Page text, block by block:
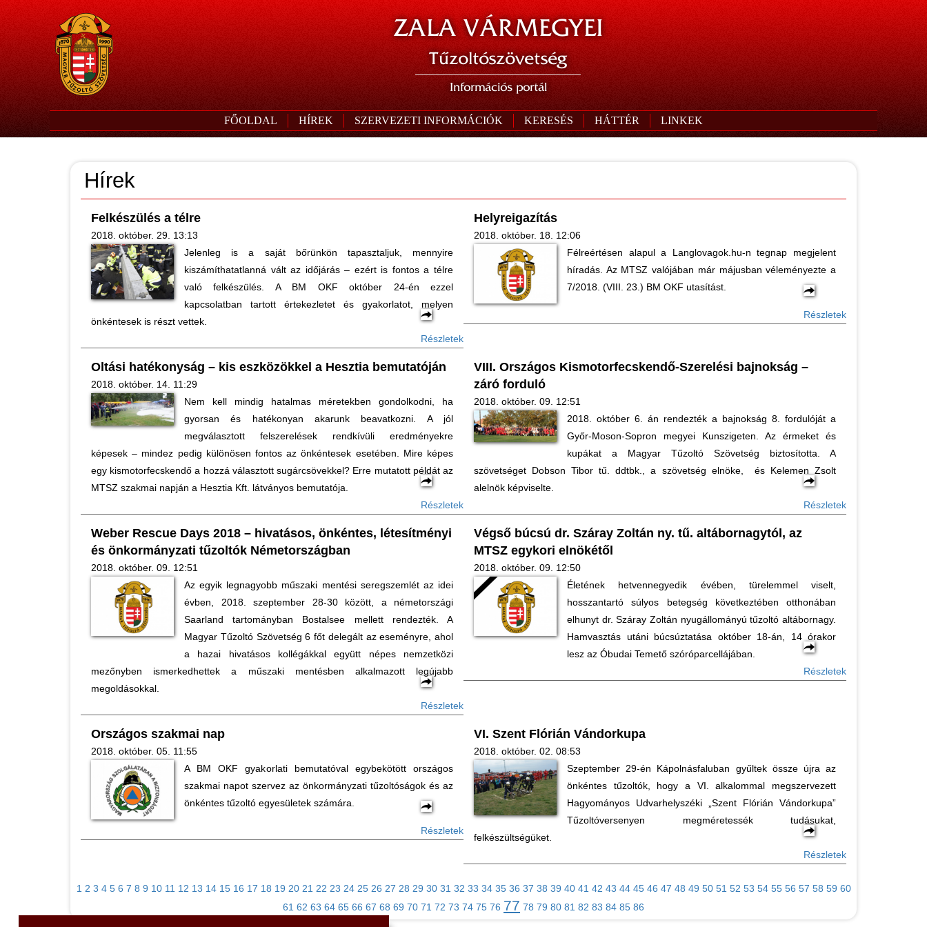
ZALA VÁRMEGYEI
Tűzoltószövetség
Információs portál
FŐOLDAL HÍREK SZERVEZETI INFORMÁCIÓK KERESÉS HÁTTÉR LINKEK
Hírek
Felkészülés a télre
2018. október. 29. 13:13
Jelenleg is a saját bőrünkön tapasztaljuk, mennyire
kiszámíthatatlanná vált az időjárás – ezért is fontos a télre
való felkészülés. A BM OKF október 24-én ezzel
kapcsolatban tartott értekezletet és gyakorlatot, melyen
önkéntesek is részt vettek.
Részletek
Helyreigazítás
2018. október. 18. 12:06
Félreértésen alapul a Langlovagok.hu-n tegnap megjelent
híradás. Az MTSZ valójában már májusban véleményezte a
7/2018. (VIII. 23.) BM OKF utasítást.
Részletek
Oltási hatékonyság – kis eszközökkel a Hesztia bemutatóján
2018. október. 14. 11:29
Nem kell mindig hatalmas méretekben gondolkodni, ha
gyorsan és hatékonyan akarunk beavatkozni. A jól
megválasztott felszerelések rendkívüli eredményekre
képesek – mindez pedig különösen fontos az önkéntesek esetében. Mire képes
egy kismotorfecskendő a hozzá választott sugárcsövekkel? Erre mutatott példát az
MTSZ szakmai napján a Hesztia Kft. látványos bemutatója.
Részletek
VIII. Országos Kismotorfecskendő-Szerelési bajnokság –
záró forduló
2018. október. 09. 12:51
2018. október 6. án rendezték a bajnokság 8. fordulóját a
Győr-Moson-Sopron megyei Kunszigeten. Az érmeket és
kupákat a Magyar Tűzoltó Szövetség biztosította. A
szövetséget Dobson Tibor tű. ddtbk., a szövetség elnöke, és Kelemen Zsolt
alelnök képviselte.
Részletek
Weber Rescue Days 2018 – hivatásos, önkéntes, létesítményi
és önkormányzati tűzoltók Németországban
2018. október. 09. 12:51
Az egyik legnagyobb műszaki mentési seregszemlét az idei
évben, 2018. szeptember 28-30 között, a németországi
Saarland tartományban Bostalsee mellett rendezték. A
Magyar Tűzoltó Szövetség 6 főt delegált az eseményre, ahol
a hazai hivatásos kollégákkal együtt népes nemzetközi
mezőnyben ismerkedhettek a műszaki mentésben alkalmazott legújabb
megoldásokkal.
Részletek
Végső búcsú dr. Száray Zoltán ny. tű. altábornagytól, az
MTSZ egykori elnökétől
2018. október. 09. 12:50
Életének hetvennegyedik évében, türelemmel viselt,
hosszantartó súlyos betegség következtében otthonában
elhunyt dr. Száray Zoltán nyugállományú tűzoltó altábornagy.
Hamvasztás utáni búcsúztatása október 18-án, 14 órakor
lesz az Óbudai Temető szóróparcellájában.
Részletek
Országos szakmai nap
2018. október. 05. 11:55
A BM OKF gyakorlati bemutatóval egybekötött országos
szakmai napot szervez az önkormányzati tűzoltóságok és az
önkéntes tűzoltó egyesületek számára.
Részletek
VI. Szent Flórián Vándorkupa
2018. október. 02. 08:53
Szeptember 29-én Kápolnásfaluban gyűltek össze újra az
önkéntes tűzoltók, hogy a VI. alkalommal megszervezett
Hagyományos Udvarhelyszéki „Szent Flórián Vándorkupa”
Tűzoltóversenyen megméretessék tudásukat,
felkészültségüket.
Részletek
1 2 3 4 5 6 7 8 9 10 11 12 13 14 15 16 17 18 19 20 21 22 23 24 25 26 27 28 29 30 31 32 33 34 35 36 37 38 39 40 41 42 43 44 45 46 47 48 49 50 51 52 53 54 55 56 57 58 59 60
61 62 63 64 65 66 67 68 69 70 71 72 73 74 75 76 77 78 79 80 81 82 83 84 85 86